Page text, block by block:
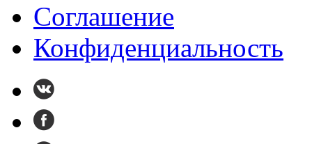
Cоглашение
Конфиденциальность